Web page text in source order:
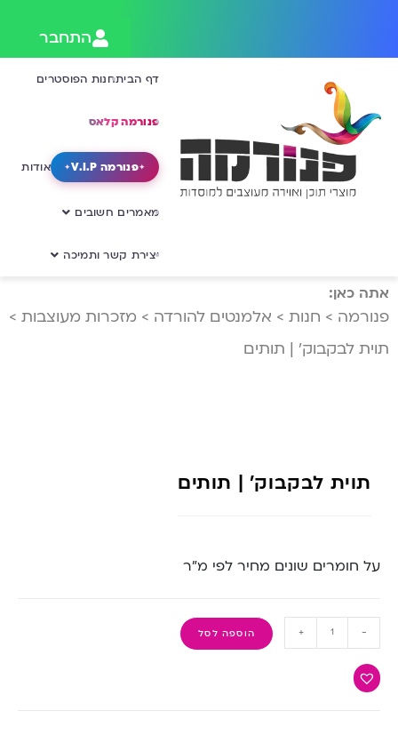
התחבר
דף הביתחנות הפוסטרים
פנורמה קלאס
פנורמה V.I.P אודות
מאמרים חשובים
יצירת קשר ותמיכה
אתה כאן:
פנורמה > חנות > אלמנטים להורדה > מזכרות מעוצבות >
תוית לבקבוק’ | תותים
תוית לבקבוק’ | תותים
על חומרים שונים מחיר לפי מ”ר
-
+ הוספה לסל